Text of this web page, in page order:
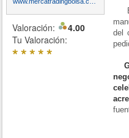
Valoración:
4.00
Tu Valoración:
*****
del